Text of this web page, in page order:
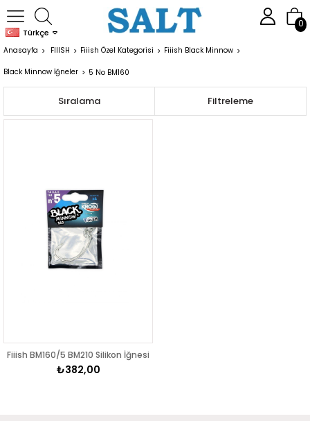
Türkçe
0
Anasayfa FIIISH Fiiish Özel Kategorisi Fiiish Black Minnow
Black Minnow İğneler 5 No BM160
Filtreleme
Sıralama
Fiiish BM160/5 BM210 Silikon İğnesi
₺382,00